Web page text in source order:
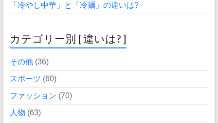
「冷やし中華」と「冷麺」の違いは?
カテゴリー別 [ 違いは? ]
その他(36)
スポーツ (60)
ファッション (70)
人物 (63)